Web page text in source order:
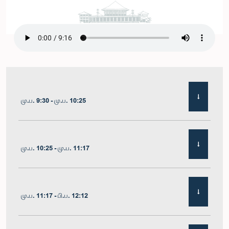
மு.ப. 9:30 - மு.ப. 10:25
மு.ப. 10:25 - மு.ப. 11:17
மு.ப. 11:17 - பி.ப. 12:12